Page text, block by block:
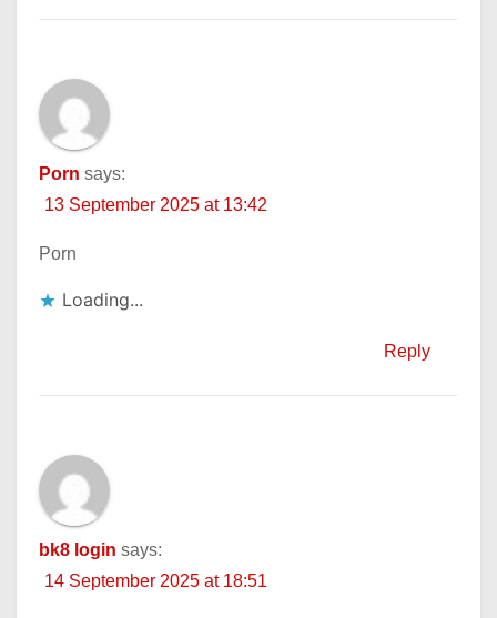
Porn says:
13 September 2025 at 13:42
Porn
Loading...
Reply
bk8 login says:
14 September 2025 at 18:51